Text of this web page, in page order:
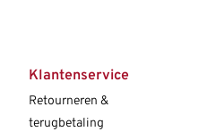
Klantenservice
Retourneren &
terugbetaling